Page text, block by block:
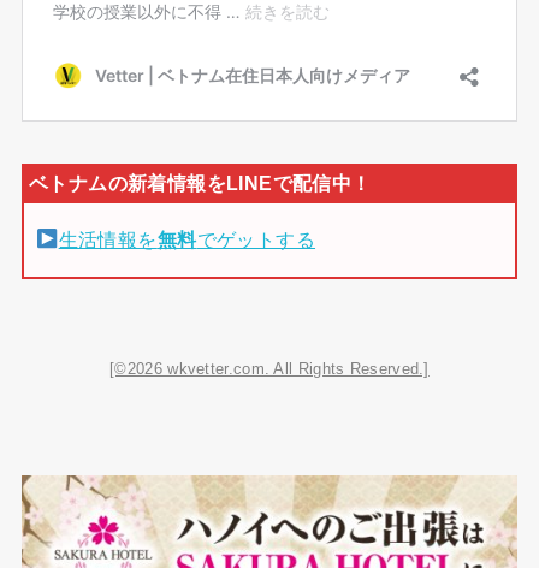
生活情報を無料でゲットする
[©2026 wkvetter.com. All Rights Reserved.]